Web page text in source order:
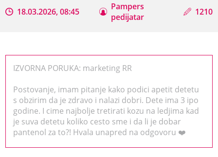
18.03.2026, 08:45
Pampers
pedijatar
1210
IZVORNA PORUKA: marketing RR
Postovanje, imam pitanje kako podici apetit detetu
s obzirim da je zdravo i nalazi dobri. Dete ima 3 ipo
godine. I cime najbolje tretirati kozu na ledjima kad
je suva detetu koliko cesto sme i da li je dobar
pantenol za to?! Hvala unapred na odgovoru ❤️